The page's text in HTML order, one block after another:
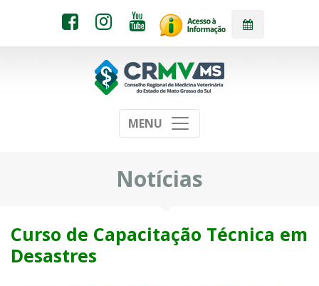
MENU
Notícias
Curso de Capacitação Técnica em
Desastres